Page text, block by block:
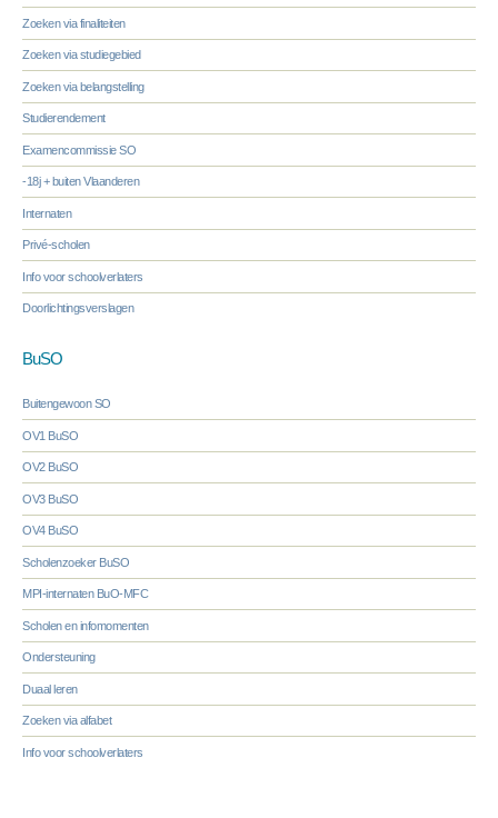
Zoeken via finaliteiten
Zoeken via studiegebied
Zoeken via belangstelling
Studierendement
Examencommissie SO
-18j + buiten Vlaanderen
Internaten
Privé-scholen
Info voor schoolverlaters
Doorlichtingsverslagen
BuSO
Buitengewoon SO
OV1 BuSO
OV2 BuSO
OV3 BuSO
OV4 BuSO
Scholenzoeker BuSO
MPI-internaten BuO-MFC
Scholen en infomomenten
Ondersteuning
Duaal leren
Zoeken via alfabet
Info voor schoolverlaters